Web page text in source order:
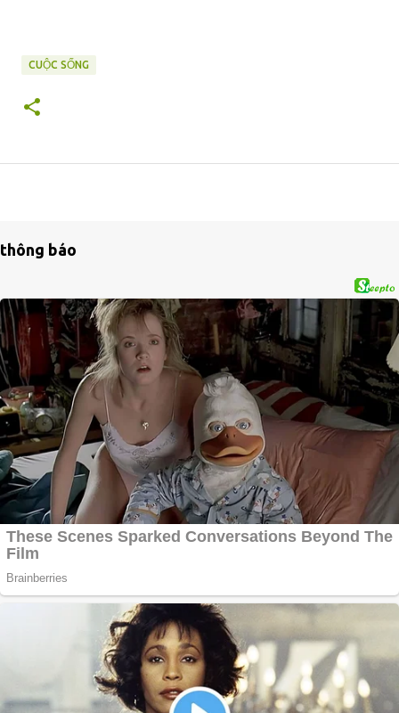
CUỘC SỐNG
thông báo